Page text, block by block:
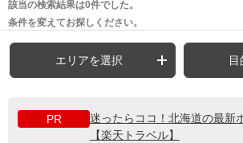
該当の検索結果は0件でした。
条件を変えてお探しください。
エリアを選択
PR
迷ったらココ！北海道の最新
【楽天トラベル】